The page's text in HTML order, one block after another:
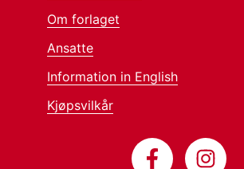
Om forlaget
Ansatte
Information in English
Kjøpsvilkår